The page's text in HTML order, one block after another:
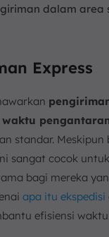
dalam area
Express
standar. Meskipun
sangat cocok
bagi mereka
apa itu ekspedisi
efisiensi